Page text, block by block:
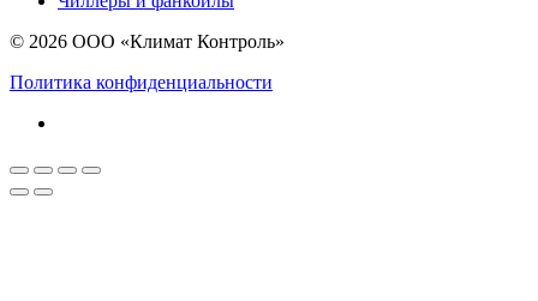
© 2026 ООО «Климат Контроль»
Политика конфиденциальности